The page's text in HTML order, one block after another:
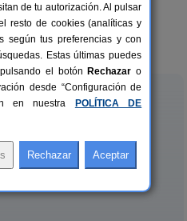
10+3 pers.
desde 20 €
Arribes
Gallegos
de tu autorización. Al pulsar
resto de cookies (analíticas y
según tus preferencias y con
Estas últimas puedes
el botón Rechazar o
desde “Configuración de
en nuestra
POLÍTICA DE